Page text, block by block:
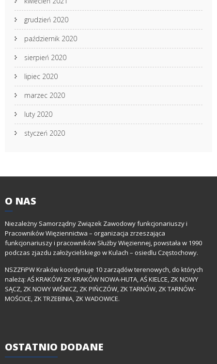
grudzień 2020
październik 2020
sierpień 2020
lipiec 2020
marzec 2020
luty 2020
styczeń 2020
O NAS
Niezależny Samorządny Związek Zawodowy funkcjonariuszy i
Pracowników Więziennictwa – organizacja zrzeszająca
funkcjonariuszy i pracowników Służby Więziennej, powstała w 1990
podczas zjazdu założycielskiego w Kulach – osiedlu Częstochowy.
NSZZFiPW Kraków koordynuje 10 zarządów terenowych, do których
należą: AŚ KRAKÓW ZK KRAKÓW NOWA-HUTA, AŚ KIELCE, ZK NOWY
SĄCZ, ZK NOWY WIŚNICZ, ZK PIŃCZÓW, ZK TARNÓW, ZK TARNÓW-
MOŚCICE, ZK TRZEBINIA, ZK WADOWICE.
OSTATNIO DODANE